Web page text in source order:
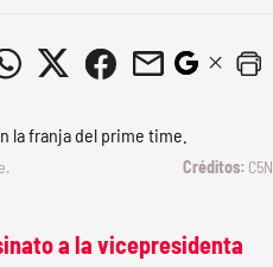
C5N
a la vicepresidenta